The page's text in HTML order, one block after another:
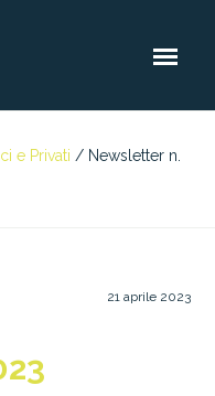
e Privati / Newsletter n.
21 aprile 2023